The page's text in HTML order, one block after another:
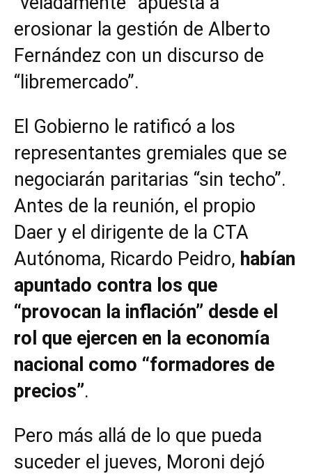
erosionar la gestión de Alberto
Fernández con un discurso de
“libremercado”.
El Gobierno le ratificó a los
representantes gremiales que se
negociarán paritarias “sin techo”.
Antes de la reunión, el propio
Daer y el dirigente de la CTA
Autónoma, Ricardo Peidro, habían
apuntado contra los que
“provocan la inflación” desde el
rol que ejercen en la economía
nacional como “formadores de
precios”.
Pero más allá de lo que pueda
suceder el jueves, Moroni dejó